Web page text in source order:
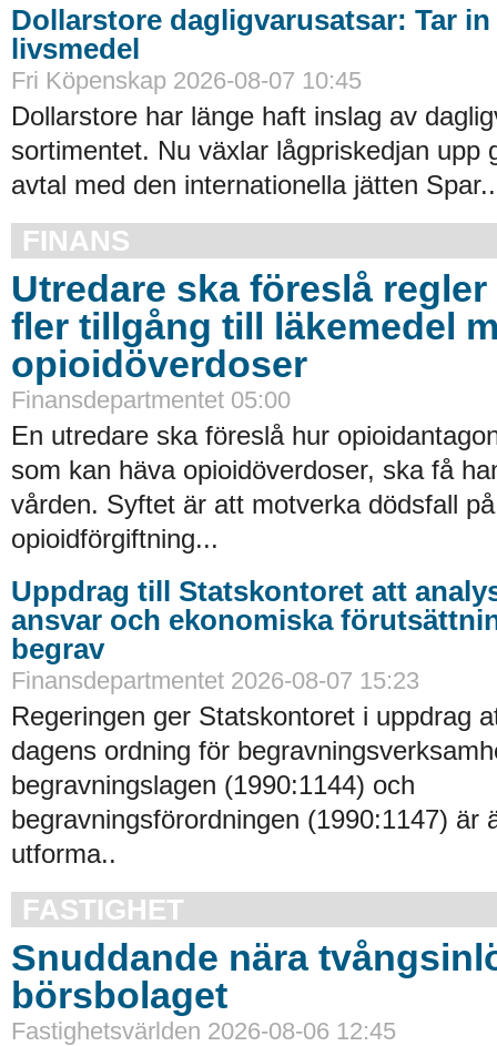
Dollarstore dagligvarusatsar: Tar in
livsmedel
Fri Köpenskap 2026-08-07 10:45
Dollarstore har länge haft inslag av
sortimentet. Nu växlar lågpriskedjan upp
avtal med den internationella jätten
FINANS
Utredare ska föreslå
fler tillgång till läkemedel
opioidöverdoser
Finansdepartmentet 05:00
En utredare ska föreslå hur
som kan häva opioidöverdoser, ska få
vården. Syftet är att motverka dödsfall
opioidförgiftning...
Uppdrag till Statskontoret att
ansvar och ekonomiska
begrav
Finansdepartmentet 2026-08-07 15:23
Regeringen ger Statskontoret i uppdrag
dagens ordning för
begravningslagen (1990:1144) och
begravningsförordningen (1990:1147) är
utforma..
FASTIGHET
Snuddande nära
börsbolaget
Fastighetsvärlden 2026-08-06 12:45